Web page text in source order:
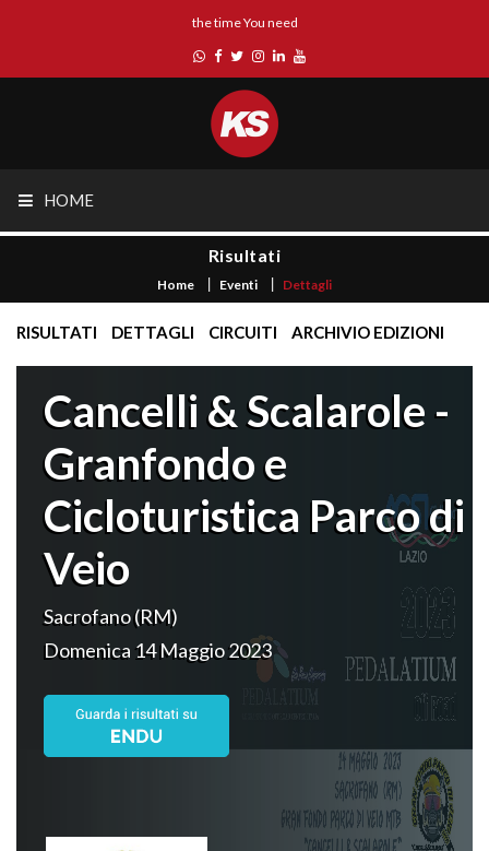
the time You need
HOME
Risultati
Home Eventi Dettagli
RISULTATI DETTAGLI CIRCUITI ARCHIVIO EDIZIONI
Cancelli & Scalarole -
Granfondo e
Cicloturistica Parco di
Veio
Sacrofano (RM)
Domenica 14 Maggio 2023